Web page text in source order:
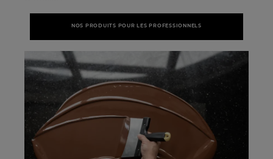
NOS PRODUITS POUR LES PROFESSIONNELS